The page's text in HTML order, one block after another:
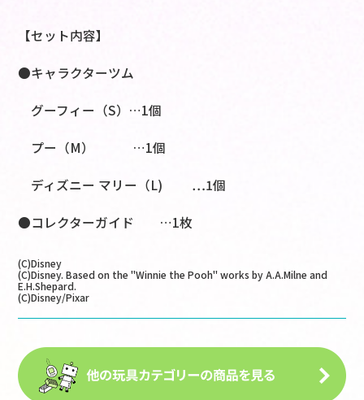
【セット内容】
●キャラクターツム
グーフィー（S）…1個
プー（M） …1個
ディズニー マリー（L) …1個
●コレクターガイド …1枚
(C)Disney
(C)Disney. Based on the "Winnie the Pooh" works by A.A.Milne and
E.H.Shepard.
(C)Disney/Pixar